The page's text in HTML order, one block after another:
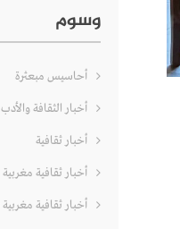
وسوم
أحاسيس مبعثرة
أخبار الثقافة والأدب
أخبار ثقافية
أخبار ثقافية مغربية
أخبار ثقافية مغربية 2019